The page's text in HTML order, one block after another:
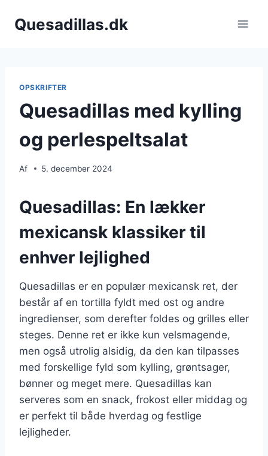
Quesadillas.dk
OPSKRIFTER
Quesadillas med kylling
og perlespeltsalat
Af 5. december 2024
Quesadillas: En lækker
mexicansk klassiker til
enhver lejlighed
Quesadillas er en populær mexicansk ret, der
består af en tortilla fyldt med ost og andre
ingredienser, som derefter foldes og grilles eller
steges. Denne ret er ikke kun velsmagende,
men også utrolig alsidig, da den kan tilpasses
med forskellige fyld som kylling, grøntsager,
bønner og meget mere. Quesadillas kan
serveres som en snack, frokost eller middag og
er perfekt til både hverdag og festlige
lejligheder.